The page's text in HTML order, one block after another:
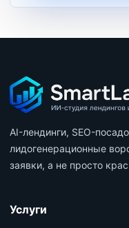
AI-лендинги, SEO-
лидогенерационные
заявки, а не просто
Услуги